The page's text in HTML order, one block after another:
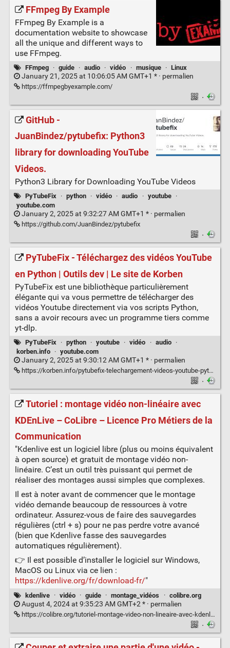
FFmpeg By Example
FFmpeg By Example is a
documentation website to showcase
all the unique and different ways to
use FFmpeg.
FFmpeg · guide · audio · vidéo · musique · Linux
January 21, 2025 at 10:06:05 AM GMT+1 * · permalien
https://ffmpegbyexample.com/
·
GitHub -
JuanBindez/pytubefix: Python3
library for downloading YouTube
Videos.
Python3 Library for Downloading YouTube Videos
PyTubeFix · python · vidéo · audio · youtube
·
youtube.com
January 2, 2025 at 9:32:27 AM GMT+1 * · permalien
https://github.com/JuanBindez/pytubefix
·
PyTubeFix - Téléchargez des vidéos YouTube
en Python | Outils dev | Le site de Korben
PyTubeFix est une bibliothèque particulièrement
élégante qui va vous permettre de télécharger des
vidéos Youtube directement via vos scripts Python,
sans a avoir recours avec un programme tiers comme
yt-dlp.
PyTubeFix · python · youtube · vidéo · audio
·
korben.info
· youtube.com
January 2, 2025 at 9:30:12 AM GMT+1 * · permalien
https://korben.info/pytubefix-telechargement-videos-youtube-python.html
·
Tutoriel : montage vidéo non-linéaire avec
KDEnLive – CoLibre – Licence Pro Métiers de la
Communication
"Kdenlive est un logiciel libre (plus ou moins équivalent
à open source) et gratuit de montage vidéo non-
linéaire. C’est un outil très puissant qui permet de
réaliser des montages aussi simples que complexes.
Il est à noter avant de commencer que le montage
vidéo demande beaucoup de ressources à votre
ordinateur. Assurez-vous de faire des sauvegardes
régulières (ctrl + s) pour ne pas perdre votre avancé
(bien que Kdenlive fasse des sauvegardes
automatiques régulièrement).
👉 Il est possible d’installer le logiciel sur Windows,
MacOS ou Linux via ce lien :
https://kdenlive.org/fr/download-fr/"
kdenlive · vidéo · guide · montage_vidéos · colibre.org
August 4, 2024 at 9:35:23 AM GMT+2 * · permalien
https://colibre.org/tutoriel-montage-video-non-lineaire-avec-kdenlive/
·